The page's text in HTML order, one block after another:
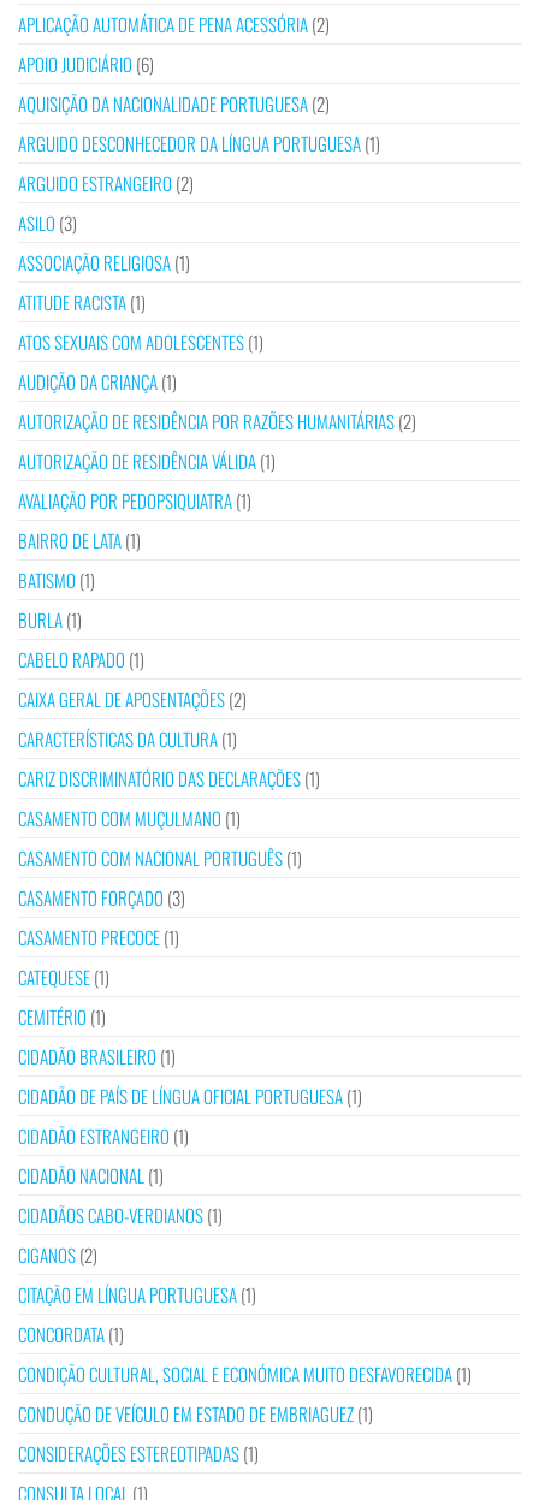
APLICAÇÃO AUTOMÁTICA DE PENA ACESSÓRIA(2)
APOIO JUDICIÁRIO (6)
AQUISIÇÃO DA NACIONALIDADE PORTUGUESA(2)
ARGUIDO DESCONHECEDOR DA LÍNGUA PORTUGUESA(1)
ARGUIDO ESTRANGEIRO (2)
ASILO (3)
ASSOCIAÇÃO RELIGIOSA(1)
ATITUDE RACISTA(1)
ATOS SEXUAIS COM ADOLESCENTES(1)
AUDIÇÃO DA CRIANÇA(1)
AUTORIZAÇÃO DE RESIDÊNCIA POR RAZÕES HUMANITÁRIAS(2)
AUTORIZAÇÃO DE RESIDÊNCIA VÁLIDA(1)
AVALIAÇÃO POR PEDOPSIQUIATRA(1)
BAIRRO DE LATA(1)
BATISMO (1)
BURLA(1)
CABELO RAPADO (1)
CAIXA GERAL DE APOSENTAÇÕES(2)
CARACTERÍSTICAS DA CULTURA(1)
CARIZ DISCRIMINATÓRIO DAS DECLARAÇÕES(1)
CASAMENTO COM MUÇULMANO (1)
CASAMENTO COM NACIONAL PORTUGUÊS(1)
CASAMENTO FORÇADO (3)
CASAMENTO PRECOCE(1)
CATEQUESE(1)
CEMITÉRIO (1)
CIDADÃO BRASILEIRO (1)
CIDADÃO DE PAÍS DE LÍNGUA OFICIAL PORTUGUESA(1)
CIDADÃO ESTRANGEIRO (1)
CIDADÃO NACIONAL (1)
CIDADÃOS CABO-VERDIANOS(1)
CIGANOS(2)
CITAÇÃO EM LÍNGUA PORTUGUESA(1)
CONCORDATA(1)
CONDIÇÃO CULTURAL, SOCIAL E ECONÓMICA MUITO DESFAVORECIDA(1)
CONDUÇÃO DE VEÍCULO EM ESTADO DE EMBRIAGUEZ(1)
CONSIDERAÇÕES ESTEREOTIPADAS(1)
CONSULTA LOCAL (1)